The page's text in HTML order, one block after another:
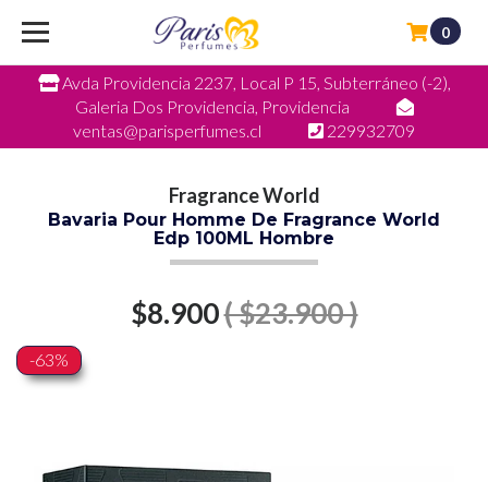
Avda Providencia 2237, Local P 15, Subterráneo (-2),
Galeria Dos Providencia, Providencia
ventas@parisperfumes.cl
229932709
0
Fragrance World
Bavaria Pour Homme De Fragrance World
Edp 100ML Hombre
$8.900( $23.900 )
-63%